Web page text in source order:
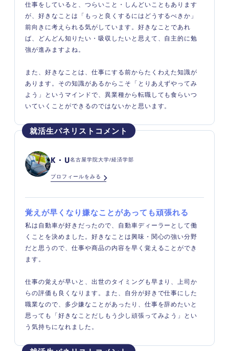
仕事をしていると、つらいこと・しんどいこともあります
が、好きなことは「もっと良くするにはどうするべきか」
前向きに考えられる気がしています。好きなことであれ
ば、どんどん知りたい・吸収したいと思えて、自主的に勉
強が進みますよね。
また、好きなことは、仕事にする前からたくわえた知識が
あります。その知識があるからこそ「とりあえずやってみ
よう」というマインドで、異業種から転職しても食らいつ
いていくことができるのではないかと思います。
K・U名古屋学院大学/経済学部
プロフィールをみる
覚えが早くなり嫌なことがあっても頑張れる
私は自動車が好きだったので、自動車ディーラーとして働
くことを決めました。好きなことは興味・関心の強い分野
だと思うので、仕事や商品の内容を早く覚えることができ
ます。
仕事の覚えが早いと、出世のタイミングも早まり、上司か
らの評価も良くなります。また、自分が好きで仕事にした
職業なので、多少嫌なことがあったり、仕事を辞めたいと
思っても「好きなことだしもう少し頑張ってみよう」とい
う気持ちになれました。